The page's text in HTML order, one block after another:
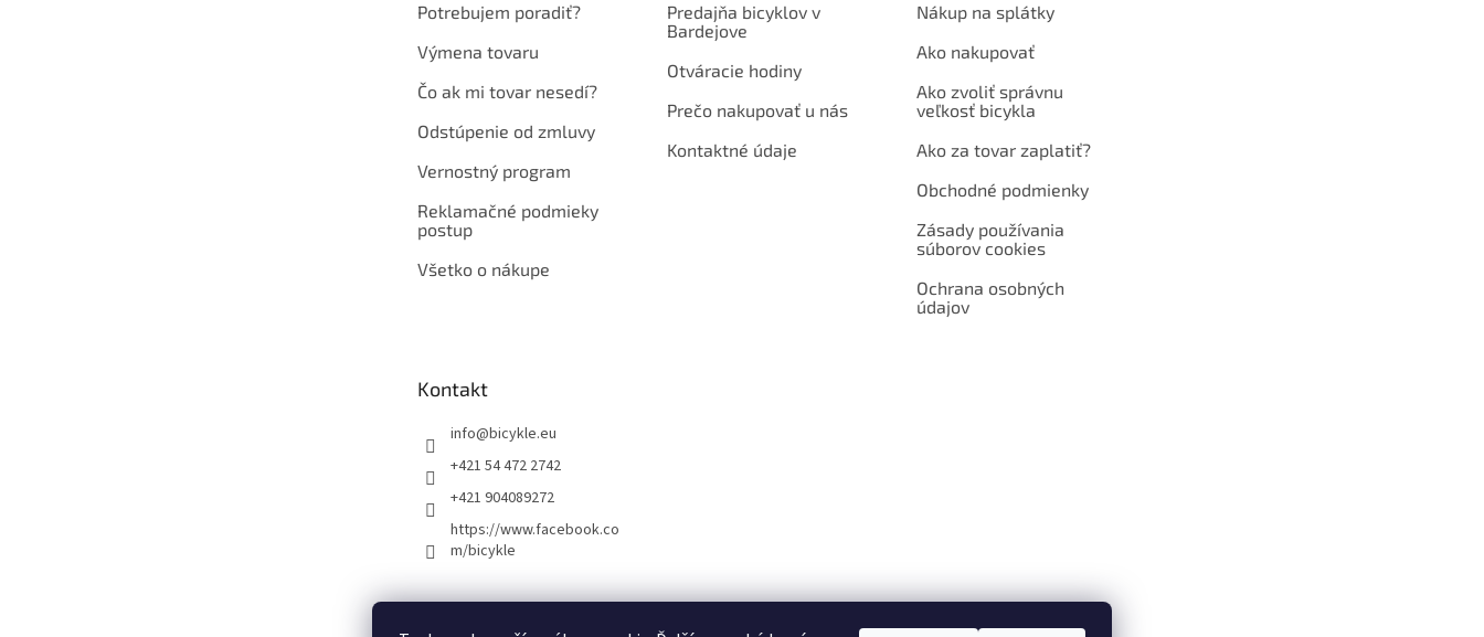
Potrebujem poradiť?
Výmena tovaru
Čo ak mi tovar nesedí?
Odstúpenie od zmluvy
Vernostný program
Reklamačné podmieky
postup
Všetko o nákupe
Predajňa bicyklov v
Bardejove
Otváracie hodiny
Prečo nakupovať u nás
Kontaktné údaje
Nákup na splátky
Ako nakupovať
Ako zvoliť správnu
veľkosť bicykla
Ako za tovar zaplatiť?
Obchodné podmienky
Zásady používania
súborov cookies
Ochrana osobných
údajov
Kontakt
info@bicykle.eu
+421 54 472 2742
+421 904089272
https://www.facebook.co
m/bicykle